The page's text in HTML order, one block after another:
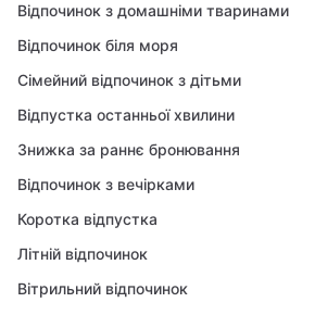
Відпочинок з домашніми тваринами
Відпочинок біля моря
Сімейний відпочинок з дітьми
Відпустка останньої хвилини
Знижка за раннє бронювання
Відпочинок з вечірками
Коротка відпустка
Літній відпочинок
Вітрильний відпочинок